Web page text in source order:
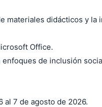
materiales didácticos y la
Office.
de inclusión
al 7 de agosto de 2026.